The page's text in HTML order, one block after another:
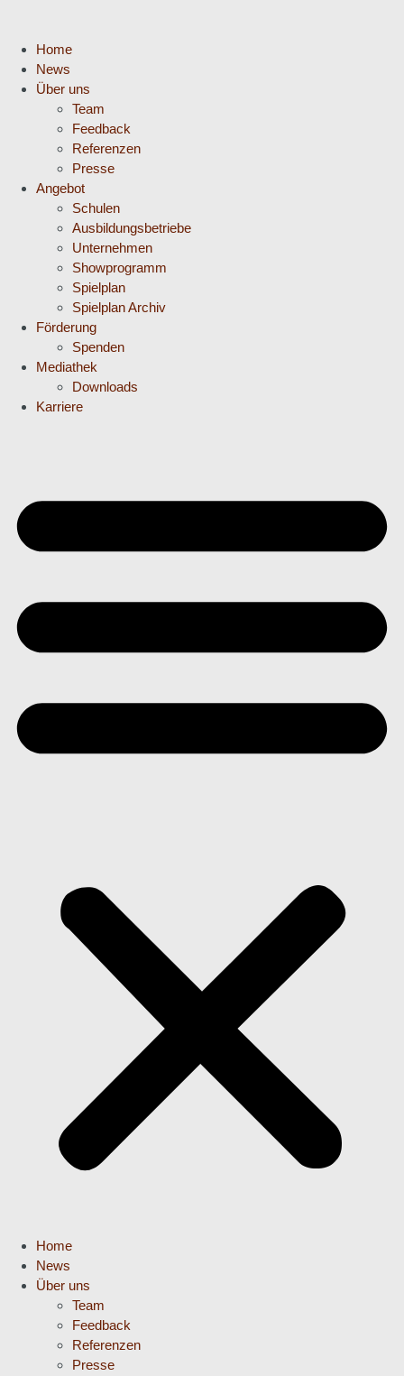
Home
News
Über uns
Team
Feedback
Referenzen
Presse
Angebot
Schulen
Ausbildungsbetriebe
Unternehmen
Showprogramm
Spielplan
Spielplan Archiv
Förderung
Spenden
Mediathek
Downloads
Karriere
Home
News
Über uns
Team
Feedback
Referenzen
Presse